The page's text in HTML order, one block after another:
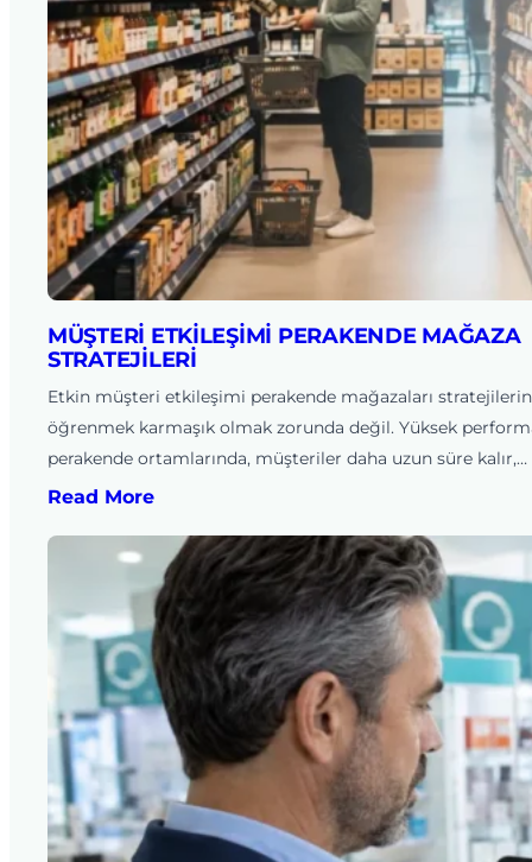
MÜŞTERI ETKILEŞIMI PERAKENDE MAĞAZA
STRATEJILERI
Etkin müşteri etkileşimi perakende mağazaları
öğrenmek karmaşık olmak zorunda değil. Yüksek
perakende ortamlarında, müşteriler daha uzun süre kalır,…
Read More